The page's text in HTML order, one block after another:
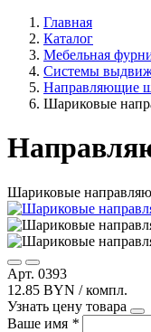
Главная
Каталог
Мебельная
Системы
Направляющие
Шариковые
Шариковые
Арт. 0393
12.85 BYN / компл.
Узнать цену товара
Ваше имя *